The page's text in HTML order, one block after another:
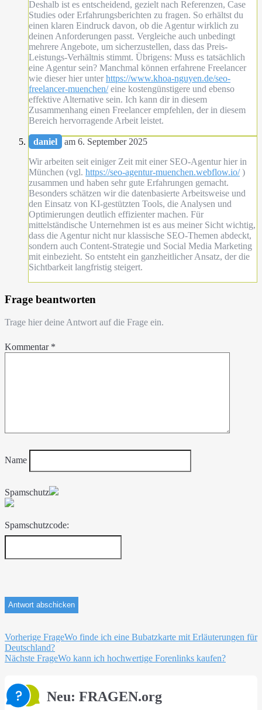
Deshalb ist es entscheidend, gezielt nach Referenzen, Case
Studies oder Erfahrungsberichten zu fragen. So erhältst du
einen klaren Eindruck davon, ob die Agentur wirklich zu
deinen Anforderungen passt. Vergleiche auch unbedingt
mehrere Angebote, um sicherzustellen, dass das Preis-
Leistungs-Verhältnis stimmt. Übrigens: Muss es tatsächlich
eine Agentur sein? Manchmal können erfahrene Freelancer
wie dieser hier unter https://www.khoa-nguyen.de/seo-
freelancer-muenchen/eine kostengünstigere und ebenso
effektive Alternative sein. Ich kann dir in diesem
Zusammenhang einen Freelancer empfehlen, der in diesem
Bereich hervorragende Arbeit leistet.
daniel
am 6. September 2025
Wir arbeiten seit einiger Zeit mit einer SEO-Agentur hier in
München (vgl. https://seo-agentur-muenchen.webflow.io/)
zusammen und haben sehr gute Erfahrungen gemacht.
Besonders schätzen wir die datenbasierte Arbeitsweise und
den Einsatz von KI-gestützten Tools, die Analysen und
Optimierungen deutlich effizienter machen. Für
mittelständische Unternehmen ist es aus meiner Sicht wichtig,
dass die Agentur nicht nur klassische SEO-Themen abdeckt,
sondern auch Content-Strategie und Social Media Marketing
mit einbezieht. So entsteht ein ganzheitlicher Ansatz, der die
Sichtbarkeit langfristig steigert.
Frage beantworten
Trage hier deine Antwort auf die Frage ein.
Kommentar *
Name
Spamschutz
Spamschutzcode:
Beitragsnavigation
Vorherige FrageWo finde ich eine Bubatzkarte mit Erläuterungen für
Deutschland?
Nächste FrageWo kann ich hochwertige Forenlinks kaufen?
Neu: FRAGEN.org